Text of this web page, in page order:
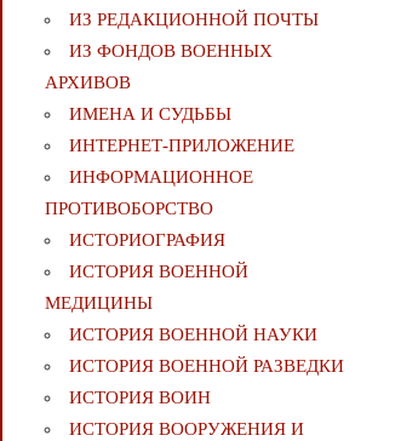
ИЗ РЕДАКЦИОННОЙ ПОЧТЫ
ИЗ ФОНДОВ ВОЕННЫХ
АРХИВОВ
ИМЕНА И СУДЬБЫ
ИНТЕРНЕТ-ПРИЛОЖЕНИЕ
ИНФОРМАЦИОННОЕ
ПРОТИВОБОРСТВО
ИСТОРИОГРАФИЯ
ИСТОРИЯ ВОЕННОЙ
МЕДИЦИНЫ
ИСТОРИЯ ВОЕННОЙ НАУКИ
ИСТОРИЯ ВОЕННОЙ РАЗВЕДКИ
ИСТОРИЯ ВОИН
ИСТОРИЯ ВООРУЖЕНИЯ И